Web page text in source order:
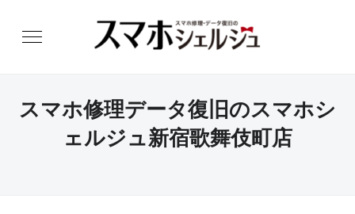
スマホ修理データ復旧のスマホシ
ェルジュ新宿歌舞伎町店